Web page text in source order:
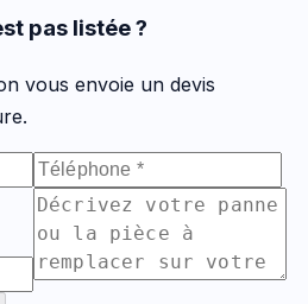
pas listée ?
vous envoie un devis